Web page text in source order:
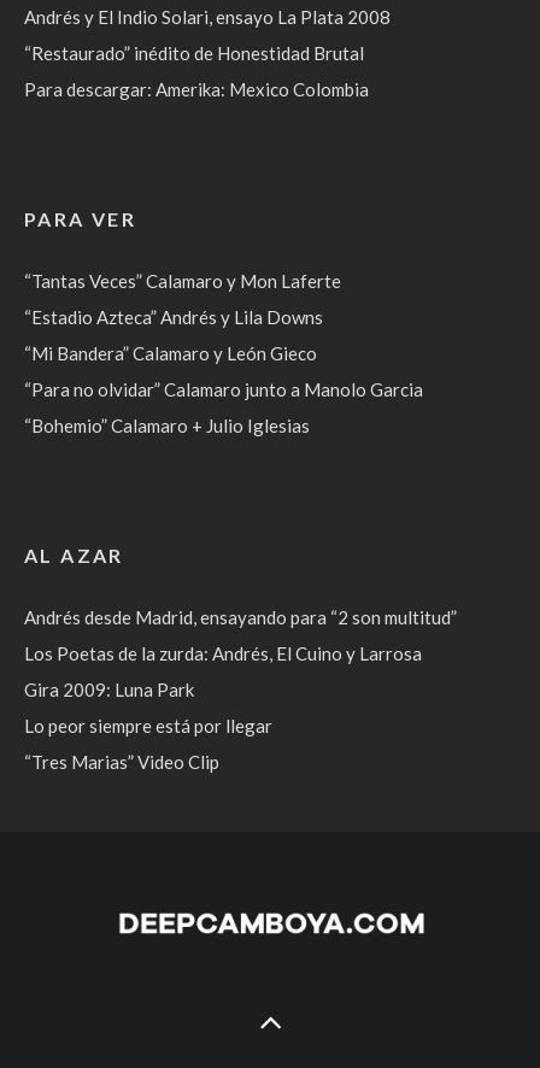
Andrés y El Indio Solari, ensayo La Plata 2008
“Restaurado” inédito de Honestidad Brutal
Para descargar: Amerika: Mexico Colombia
PARA VER
“Tantas Veces” Calamaro y Mon Laferte
“Estadio Azteca” Andrés y Lila Downs
“Mi Bandera” Calamaro y León Gieco
“Para no olvidar” Calamaro junto a Manolo Garcia
“Bohemio” Calamaro + Julio Iglesias
AL AZAR
Andrés desde Madrid, ensayando para “2 son multitud”
Los Poetas de la zurda: Andrés, El Cuino y Larrosa
Gira 2009: Luna Park
Lo peor siempre está por llegar
“Tres Marias” Video Clip